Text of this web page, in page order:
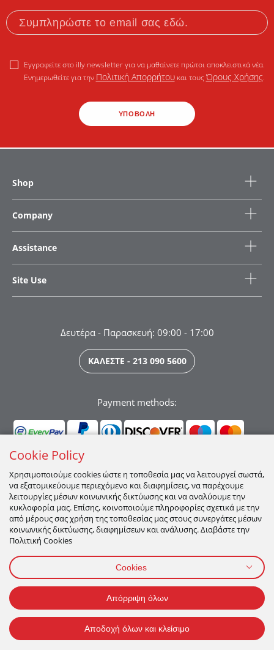
ΥΠΟΒΟΛΗ
Εγγραφείτε στο illy newsletter για να μαθαίνετε πρώτοι αποκλειστικά νέα.
Ενημερωθείτε για την Πολιτική Απορρήτουκαι τουςΌρους Χρήσης.
Shop
Company
Assistance
Site Use
Δευτέρα - Παρασκευή: 09:00 - 17:00
ΚΑΛΕΣΤΕ - 213 090 5600
Payment methods:
Ακολουθήστε μας:
ΟΡΟΙ ΧΡΗΣΗΣ
2026 All Rights Reserved
Cookie Policy
Χρησιμοποιούμε cookies ώστε η τοποθεσία μας να λειτουργεί σωστά,
να εξατομικεύουμε περιεχόμενο και διαφημίσεις, να παρέχουμε
λειτουργίες μέσων κοινωνικής δικτύωσης και να αναλύουμε την
κυκλοφορία μας. Επίσης, κοινοποιούμε πληροφορίες σχετικά με την
από μέρους σας χρήση της τοποθεσίας μας στους συνεργάτες μέσων
κοινωνικής δικτύωσης, διαφημίσεων και ανάλυσης. Διαβάστε την
Πολιτική Cookies
Cookies
Απόρριψη όλων
Αποδοχή όλων και κλείσιμο